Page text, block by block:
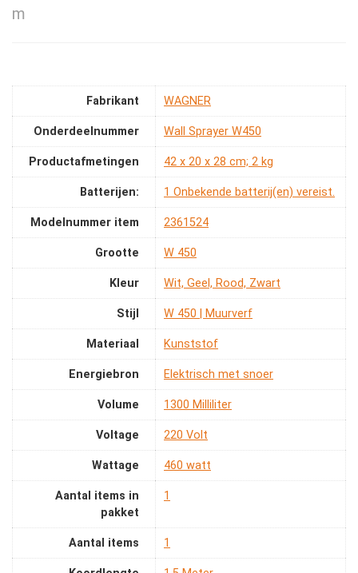
m
Fabrikant ‎WAGNER
Onderdeelnummer ‎Wall Sprayer W450
Productafmetingen ‎42 x 20 x 28 cm; 2 kg
Batterijen: ‎1 Onbekende batterij(en) vereist.
Modelnummer item ‎2361524
Grootte ‎W 450
Kleur ‎Wit, Geel, Rood, Zwart
Stijl ‎W 450 | Muurverf
Materiaal ‎Kunststof
Energiebron ‎Elektrisch met snoer
Volume ‎1300 Milliliter
Voltage ‎220 Volt
Wattage ‎460 watt
Aantal items in
pakket
‎1
Aantal items ‎1